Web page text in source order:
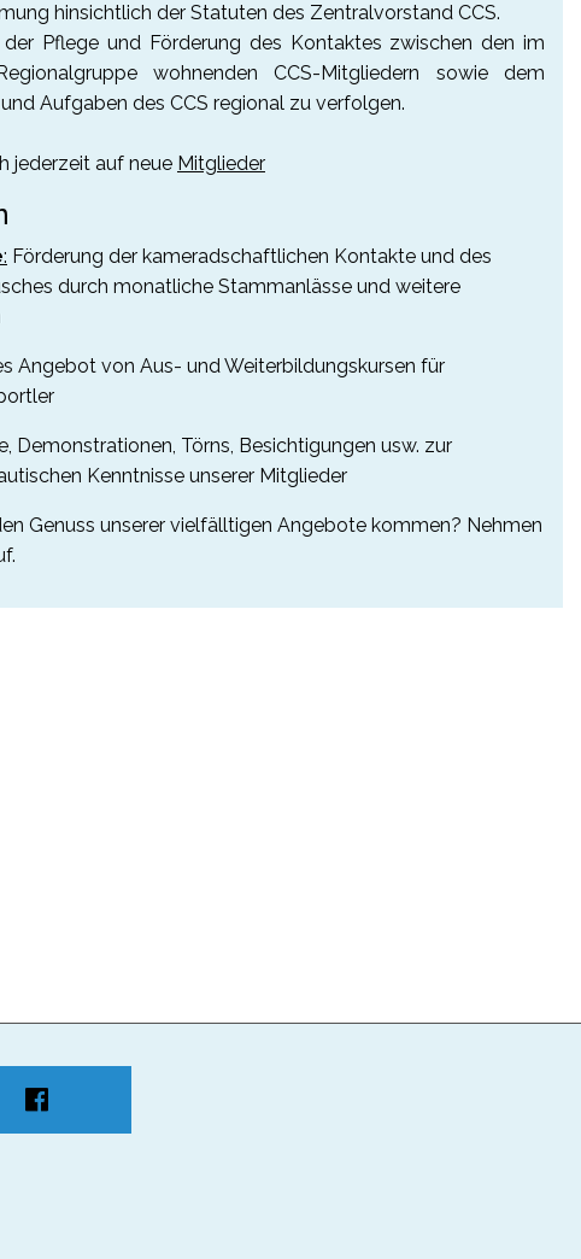
hinsichtlich der Statuten des Zentralvorstand CCS.
Pflege und Förderung des Kontaktes zwischen den im
wohnenden CCS-Mitgliedern sowie dem
Aufgaben des CCS regional zu verfolgen.
jederzeit auf neue Mitglieder
: Förderung der kameradschaftlichen Kontakte und des
durch monatliche Stammanlässe und weitere
Angebot von Aus- und Weiterbildungskursen für
Demonstrationen, Törns, Besichtigungen usw. zur
Kenntnisse unserer Mitglieder
Genuss unserer vielfälltigen Angebote kommen? Nehmen